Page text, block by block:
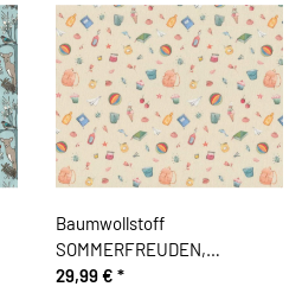
Baumwollstoff
SOMMERFREUDEN,
Acufactum
29,99 € *